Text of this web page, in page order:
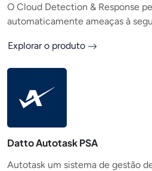
O Cloud Detection & Response
automaticamente ameaças à
Explorar o produto
Datto Autotask PSA
Autotask um sistema de gestão